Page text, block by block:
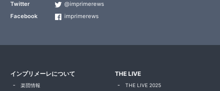
Twitter
@imprimerews
Facebook
imprimerews
インプリメーレについて
楽団情報
THE LIVE
THE LIVE 2025